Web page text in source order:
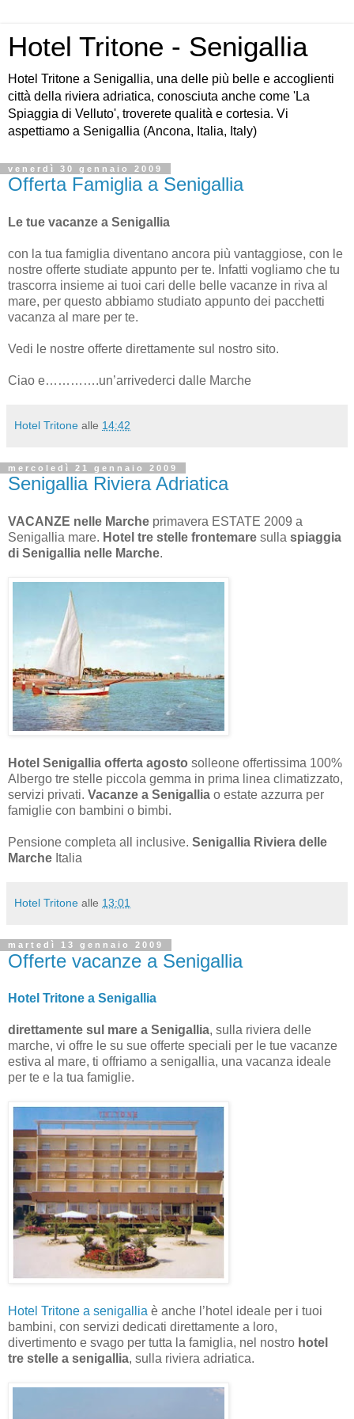
Hotel Tritone - Senigallia
Hotel Tritone a Senigallia, una delle più belle e accoglienti
città della riviera adriatica, conosciuta anche come 'La
Spiaggia di Velluto', troverete qualità e cortesia. Vi
aspettiamo a Senigallia (Ancona, Italia, Italy)
venerdì 30 gennaio 2009
Offerta Famiglia a Senigallia
Le tue vacanze a Senigallia
con la tua famiglia diventano ancora più vantaggiose, con le
nostre offerte studiate appunto per te. Infatti vogliamo che tu
trascorra insieme ai tuoi cari delle belle vacanze in riva al
mare, per questo abbiamo studiato appunto dei pacchetti
vacanza al mare per te.
Vedi le nostre offerte direttamente sul nostro sito.
Ciao e………….un’arrivederci dalle Marche
Hotel Tritone alle 14:42
mercoledì 21 gennaio 2009
Senigallia Riviera Adriatica
VACANZE nelle Marche primavera ESTATE 2009 a
Senigallia mare. Hotel tre stelle frontemare sulla spiaggia
di Senigallia nelle Marche.
Hotel Senigallia offerta agosto solleone offertissima 100%
Albergo tre stelle piccola gemma in prima linea climatizzato,
servizi privati. Vacanze a Senigallia o estate azzurra per
famiglie con bambini o bimbi.
Pensione completa all inclusive. Senigallia Riviera delle
Marche Italia
Hotel Tritone alle 13:01
martedì 13 gennaio 2009
Offerte vacanze a Senigallia
Hotel Tritone a Senigallia
direttamente sul mare a Senigallia, sulla riviera delle
marche, vi offre le su sue offerte speciali per le tue vacanze
estiva al mare, ti offriamo a senigallia, una vacanza ideale
per te e la tua famiglie.
Hotel Tritone a senigallia è anche l’hotel ideale per i tuoi
bambini, con servizi dedicati direttamente a loro,
divertimento e svago per tutta la famiglia, nel nostro hotel
tre stelle a senigallia, sulla riviera adriatica.